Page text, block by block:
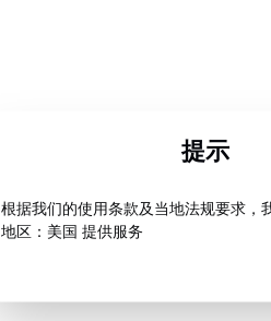
提示
根据我们的使用条款及当地法规要求，
地区：美国 提供服务